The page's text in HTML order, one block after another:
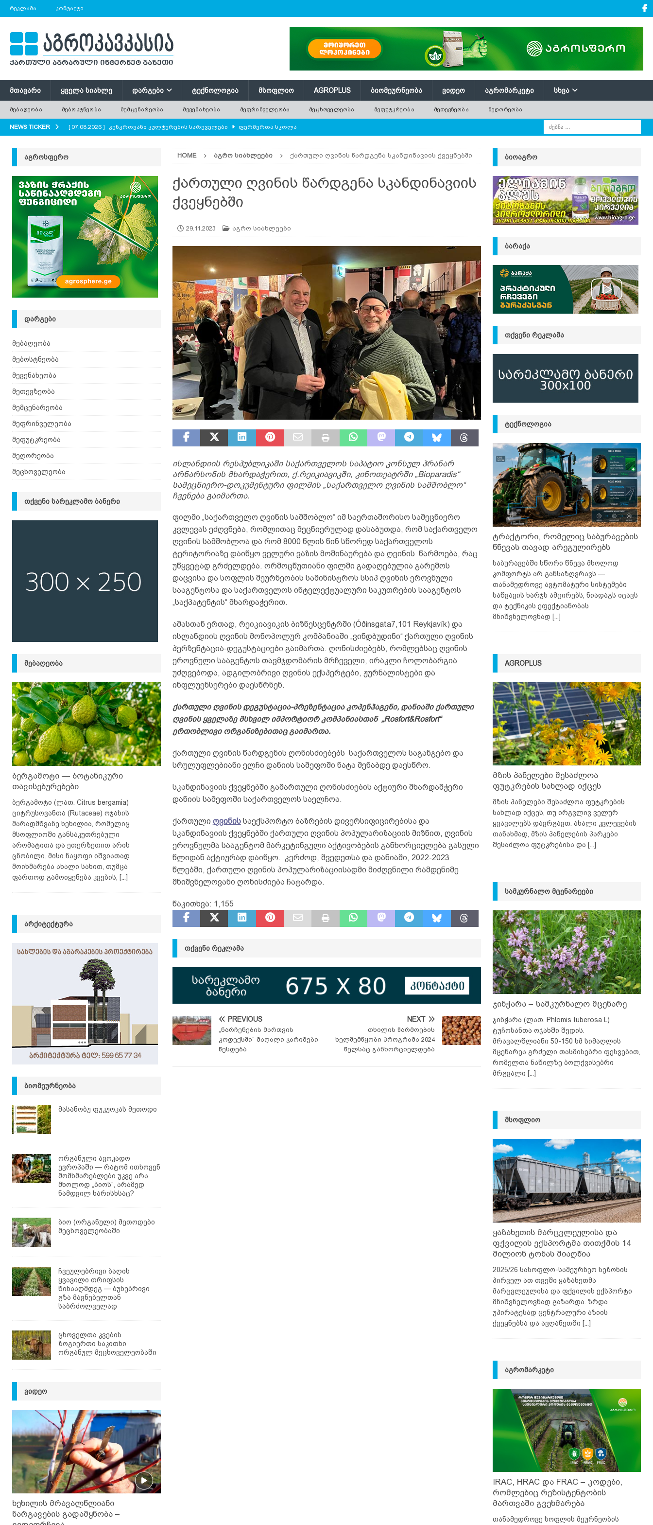
ᲠᲔᲙᲚᲐᲛᲐ ᲙᲝᲜᲢᲐᲥᲢᲘ
ᲛᲗᲐᲕᲐᲠᲘ ᲧᲕᲔᲚᲐ ᲡᲘᲐᲮᲚᲔ ᲓᲐᲠᲒᲔᲑᲘ ᲢᲔᲥᲜᲝᲚᲝᲒᲘᲐ ᲛᲡᲝᲤᲚᲘᲝ AGROPLUS ᲑᲘᲝᲛᲔᲣᲠᲜᲔᲝᲑᲐ ᲕᲘᲓᲔᲝ ᲐᲒᲠᲝᲛᲐᲠᲙᲔᲢᲘ ᲡᲮᲕᲐ
ᲛᲔᲑᲐᲦᲔᲝᲑᲐ ᲛᲔᲑᲝᲡᲢᲜᲔᲝᲑᲐ ᲛᲔᲛᲪᲔᲜᲐᲠᲔᲝᲑᲐ ᲛᲔᲕᲔᲜᲐᲮᲔᲝᲑᲐ ᲛᲔᲤᲠᲘᲜᲕᲔᲚᲔᲝᲑᲐ ᲛᲔᲪᲮᲝᲕᲔᲚᲔᲝᲑᲐ ᲛᲔᲤᲣᲢᲙᲠᲔᲝᲑᲐ ᲛᲔᲗᲔᲕᲖᲔᲝᲑᲐ ᲛᲔᲦᲝᲠᲔᲝᲑᲐ
NEWS TICKER [ 07.08.2026 ] კენკროვანი კულტურების სარეველები ᲤᲔᲠᲛᲔᲠᲗᲐ ᲡᲙᲝᲚᲐ
რატომ ტოვებენ ფერმერები მინდორში გამხმარ ხეებს? AGROPLUS
[ 07.08.2026 ] გნოლის ბიოლოგიური თავისებურებები და პროდუქტიულობა ᲛᲔᲤᲠᲘᲜᲕᲔᲚᲔᲝᲑᲐ
[ 07.08.2026 ] პოლონეთში ხილის მოსავლის მნიშვნელოვან შემცირებას პროგნოზირებენ
HOME ᲐᲒᲠᲝ ᲡᲘᲐᲮᲚᲔᲔᲑᲘ ქართული ღვინის წარდგენა სკანდინავიის ქვეყნებში
ქართული ღვინის წარდგენა სკანდინავიის
ქვეყნებში
29.11.2023 აგრო სიახლეები
ისლანდიის რესპუბლიკაში საქართველოს საპატიო კონსულ ჰრანარ
არნარსონის მხარდაჭერით, ქ.რეიკიავიკში, კინოთეატრში „Bioparadis“
სამეცნიერო-დოკუმენტური ფილმის „საქართველო ღვინის სამშობლო“
ჩვენება გაიმართა.
ფილმი „საქართველო ღვინის სამშობლო“ იმ საერთაშორისო სამეცნიერო
კვლევას ეძღვნება, რომლითაც მეცნიერულად დასაბუთდა, რომ საქართველო
ღვინის სამშობლოა და რომ 8000 წლის წინ სწორედ საქართველოს
ტერიტორიაზე დაიწყო ველური ვაზის მოშინაურება და ღვინის წარმოება, რაც
უწყვეტად გრძელდება. ორმოცწუთიანი ფილმი გადაღებულია გარემოს
დაცვისა და სოფლის მეურნეობის სამინისტროს სსიპ ღვინის ეროვნული
სააგენტოსა და საქართველოს ინტელექტუალური საკუთრების სააგენტოს
„საქპატენტის“ მხარდაჭერით.
ამასთან ერთად, რეიკიავიკის ბიზნესცენტრში (Óðinsgata7,101 Reykjavík) და
ისლანდიის ღვინის მონოპოლურ კომპანიაში „ვინდბუდინი“ ქართული ღვინის
პერზენტაცია-დეგუსტაციები გაიმართა. ღონისძიებებს, რომლებსაც ღვინის
ეროვნული სააგენტოს თავმჯდომარის მრჩეველი, ირაკლი ჩოლობარგია
უძღვებოდა, ადგილობრივი ღვინის ექსპერტები, ჟურნალისტები და
ინფლუენსერები დაესწრნენ.
ქართული ღვინის დეგუსტაცია-პრეზენტაცია კოპენჰაგენი, დანიაში ქართული
ღვინის ყველაზე მსხვილ იმპორტიორ კომპანიასთან „Rosfort&Rosfort“
ერთობლივი ორგანიზებითაც გაიმართა.
ქართული ღვინის წარდგენის ღონისძიებებს საქართველოს საგანგებო და
სრულუფლებიანი ელჩი დანიის სამეფოში ნატა მენაბდე დაესწრო.
სკანდინავიის ქვეყნებში გამართული ღონისძიების აქტიური მხარდამჭერი
დანიის სამეფოში საქართველოს საელჩოა.
ქართული ღვინისსაექსპორტო ბაზრების დივერსიფიცირებისა და
სკანდინავიის ქვეყნებში ქართული ღვინის პოპულარიზაციის მიზნით, ღვინის
ეროვნულმა სააგენტომ მარკეტინგული აქტივობების განხორციელება გასული
წლიდან აქტიურად დაიწყო. კერძოდ, შვედეთსა და დანიაში, 2022-2023
წლებში, ქართული ღვინის პოპულარიზაციისადმი მიძღვნილი რამდენიმე
მნიშვნელოვანი ღონისძიება ჩატარდა.
წაკითხვა: 1,155
ᲗᲥᲕᲔᲜᲘ ᲠᲔᲙᲚᲐᲛᲐ
PREVIOUS
„ნარჩენების მართვის
კოდექსში“ მაღალი ჯარიმები
წესდება
NEXT
თხილის წარმოების
ხელშემწყობი პროგრამა 2024
წელსაც განხორციელდება
ᲐᲒᲠᲝᲡᲤᲔᲠᲝ
ᲓᲐᲠᲒᲔᲑᲘ
მებაღეობა
მებოსტნეობა
მევენახეობა
მეთევზეობა
მემცენარეობა
მეფრინველეობა
მეფუტკრეობა
მეღორეობა
მეცხოველეობა
ᲗᲥᲕᲔᲜᲘ ᲡᲐᲠᲔᲙᲚᲐᲛᲝ ᲑᲐᲜᲔᲠᲘ
ᲛᲔᲑᲐᲦᲔᲝᲑᲐ
ბერგამოტი — ბოტანიკური
თავისებურებები
ბერგამოტი (ლათ. Citrus bergamia)
ციტრუსოვანთა (Rutaceae) ოჯახის
მარადმწვანე ხეხილია, რომელიც
მსოფლიოში განსაკუთრებული
არომატითა და ეთერზეთით არის
ცნობილი. მისი ნაყოფი იშვიათად
მოიხმარება ახალი სახით, თუმცა
ფართოდ გამოიყენება კვების,
[...]
ᲐᲠᲥᲘᲢᲔᲥᲢᲣᲠᲐ
ᲑᲘᲝᲛᲔᲣᲠᲜᲔᲝᲑᲐ
მასანობუ ფუკუოკას მეთოდი
ორგანული ავოკადო
ევროპაში — რატომ ითხოვენ
მომხმარებლები უკვე არა
მხოლოდ „ბიოს“, არამედ
ნამდვილ ხარისხსაც?
ბიო (ორგანული) მეთოდები
მეცხოველეობაში
ჩვეულებრივი ბაღის
ყვავილი თრიფსის
წინააღმდეგ — ბუნებრივი
გზა მავნებელთან
საბრძოლველად
ცხოველთა კვების
ზოგიერთი საკითხი
ორგანულ მეცხოველეობაში
ᲕᲘᲓᲔᲝ
ხეხილის მრავალწლიანი
ნარგავების გადამყნობა –
ᲑᲘᲝᲐᲒᲠᲝ
ᲑᲐᲠᲐᲥᲐ
ᲗᲥᲕᲔᲜᲘ ᲠᲔᲙᲚᲐᲛᲐ
ᲢᲔᲥᲜᲝᲚᲝᲒᲘᲐ
ტრაქტორი, რომელიც საბურავების
წნევას თავად არეგულირებს
საბურავებში სწორი წნევა მხოლოდ
კომფორტს არ განსაზღვრავს —
თანამედროვე ავტომატური სისტემები
საწვავის ხარჯს ამცირებს, ნიადაგს იცავს
და ტექნიკის ეფექტიანობას
მნიშვნელოვნად [...]
AGROPLUS
მზის პანელები შესაძლოა
ფუტკრების სახლად იქცეს
მზის პანელები შესაძლოა ფუტკრების
სახლად იქცეს, თუ ირგვლივ ველურ
ყვავილებს დავრგავთ. ახალი კვლევების
თანახმად, მზის პანელების პარკები
შესაძლოა ფუტკრებისა და [...]
ᲡᲐᲛᲙᲣᲠᲜᲐᲚᲝ ᲛᲪᲔᲜᲐᲠᲔᲔᲑᲘ
ჯინჭარა – სამკურნალო მცენარე
ჯინჭარა (ლათ. Phlomis tuberosa L)
ტუჩოსანთა ოჯახში შედის.
მრავალწლიანი 50-150 სმ სიმაღლის
მცენარეა გრძელი თასმისებრი ფესვებით,
რომელთა ნაწილზე ბოლქვისებრი
მრგვალი [...]
ᲛᲡᲝᲤᲚᲘᲝ
ყაზახეთის მარცვლეულისა და
ფქვილის ექსპორტმა თითქმის 14
მილიონ ტონას მიაღწია
2025/26 სასოფლო-სამეურნეო სეზონის
პირველ ათ თვეში ყაზახეთმა
მარცვლეულისა და ფქვილის ექსპორტი
მნიშვნელოვნად გაზარდა. ზრდა
უპირატესად ცენტრალური აზიის
ქვეყნებსა და ავღანეთში [...]
ᲐᲒᲠᲝᲛᲐᲠᲙᲔᲢᲘ
IRAC, HRAC და FRAC – კოდები,
რომლებიც რეზისტენტობის
მართვაში გვეხმარება
თანამედროვე სოფლის მეურნეობის